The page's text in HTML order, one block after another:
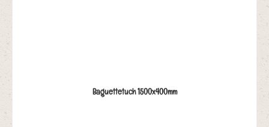
Baguettetuch 1500x400mm